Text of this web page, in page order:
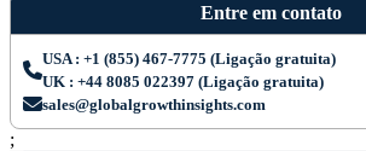
Entre em contato
USA : +1 (855) 467-7775 (Ligação gratuita)
UK : +44 8085 022397 (Ligação gratuita)
sales@globalgrowthinsights.com
;